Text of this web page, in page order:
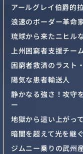
アールグレイ伯爵的
浪速のボーダー革命
琉球から来たニヒル
上州困窮者支援チー
困窮者救済のラスト
陽気な患者輸送人
静かなる強さ！攻守
ー
地獄から這い上がっ
暗闇を超えて光を継
ジムニー乗りの武州